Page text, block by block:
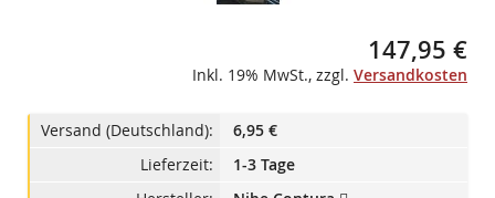
147,95 €
Inkl. 19% MwSt., zzgl. Versandkosten
Versand (Deutschland):
6,95 €
Lieferzeit:
1-3 Tage